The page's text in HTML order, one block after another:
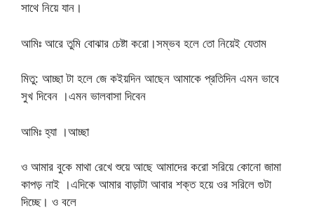
সাথে নিয়ে যান।
আমিঃ আরে তুমি বোঝার চেষ্টা করো।সম্ভব হলে তো নিয়েই যেতাম
মিতু: আচ্ছা টা হলে জে কইয়দিন আছেন আমাকে প্রতিদিন এমন ভাবে
সুখ দিবেন ।এমন ভালবাসা দিবেন
আমিঃ হ্যা ।আচ্ছা
ও আমার বুকে মাথা রেখে শুয়ে আছে আমাদের করো সরিয়ে কোনো জামা
কাপড় নাই ।এদিকে আমার বাড়াটা আবার শক্ত হয়ে ওর সরিলে গুটা
দিচ্ছে। ও বলে